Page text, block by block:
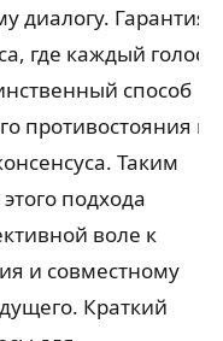
диалогу. Гарантия
где каждый голос
способ
противостояния и
Таким
подхода
воле к
и совместному
Краткий